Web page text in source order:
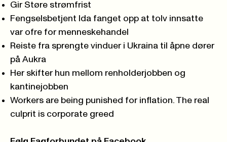
Gir Støre strømfrist
Fengselsbetjent Ida fanget opp at tolv innsatte
var ofre for menneskehandel
Reiste fra sprengte vinduer i Ukraina til åpne dører
på Aukra
Her skifter hun mellom renholderjobben og
kantinejobben
Workers are being punished for inflation. The real
culprit is corporate greed